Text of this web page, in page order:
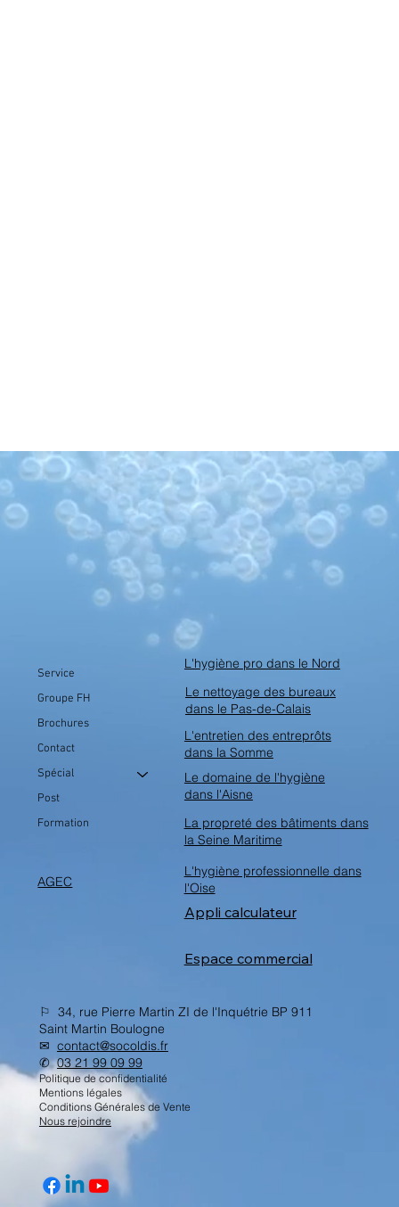
Service
Groupe FH
Brochures
Contact
Spécial
Post
Formation
AGEC
L'hygiène pro dans le Nord
Le nettoyage des bureaux
dans le Pas-de-Calais
L'entretien des entreprôts
dans la Somme
Le domaine de l'hygiène
dans l'Aisne
La propreté des bâtiments dans
la Seine Maritime
L'hygiène professionnelle dans
l'Oise
Espace commercial
Appli calculateur
⚐ 34, rue Pierre Martin ZI de l'Inquétrie BP 911
Saint Martin Boulogne
✉︎ contact@socoldis.fr
✆03 21 99 09 99
Politique de confidentialité
Mentions légales
Conditions Générales de Vente
Nous rejoindre